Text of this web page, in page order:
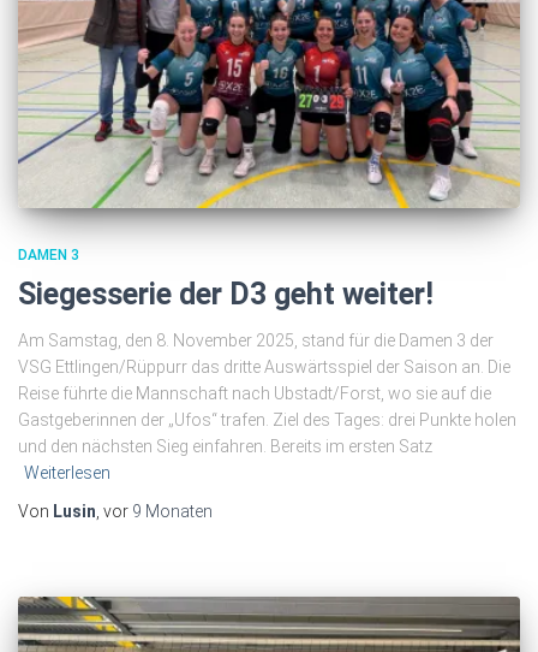
DAMEN 3
Siegesserie der D3 geht weiter!
Am Samstag, den 8. November 2025, stand für die Damen 3 der
VSG Ettlingen/Rüppurr das dritte Auswärtsspiel der Saison an. Die
Reise führte die Mannschaft nach Ubstadt/Forst, wo sie auf die
Gastgeberinnen der „Ufos“ trafen. Ziel des Tages: drei Punkte holen
und den nächsten Sieg einfahren. Bereits im ersten Satz
Weiterlesen
Von Lusin , vor 9 Monaten